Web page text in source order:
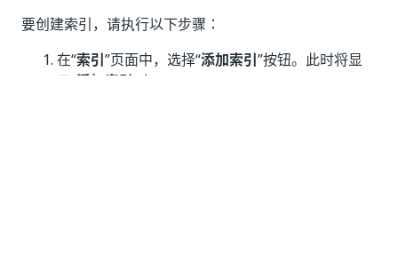
要创建索引，请执行以下步骤：
在“索引”页面中，选择“添加索引”按钮。此时将显
示“ 添加索引 ”窗口。